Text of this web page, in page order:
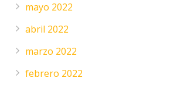
mayo 2022
abril 2022
marzo 2022
febrero 2022